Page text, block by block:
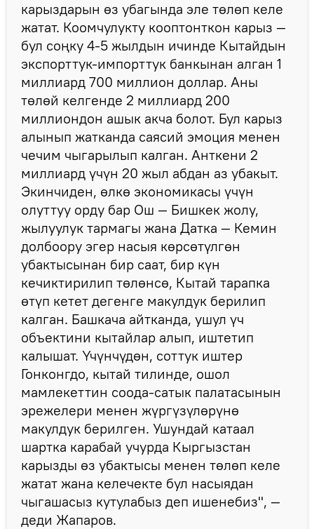
карыздарын өз убагында эле төлөп келе
жатат. Коомчулукту кооптонткон карыз —
бул соңку 4-5 жылдын ичинде Кытайдын
экспорттук-импорттук банкынан алган 1
миллиард 700 миллион доллар. Аны
төлөй келгенде 2 миллиард 200
миллиондон ашык акча болот. Бул карыз
алынып жатканда саясий эмоция менен
чечим чыгарылып калган. Анткени 2
миллиард үчүн 20 жыл абдан аз убакыт.
Экинчиден, өлкө экономикасы үчүн
олуттуу орду бар Ош — Бишкек жолу,
жылуулук тармагы жана Датка — Кемин
долбоору эгер насыя көрсөтүлгөн
убактысынан бир саат, бир күн
кечиктирилип төлөнсө, Кытай тарапка
өтүп кетет дегенге макулдук берилип
калган. Башкача айтканда, ушул үч
объектини кытайлар алып, иштетип
калышат. Үчүнчүдөн, соттук иштер
Гонконгдо, кытай тилинде, ошол
мамлекеттин соода-сатык палатасынын
эрежелери менен жүргүзүлөрүнө
макулдук берилген. Ушундай катаал
шартка карабай учурда Кыргызстан
карызды өз убактысы менен төлөп келе
жатат жана келечекте бул насыядан
чыгашасыз кутулабыз деп ишенебиз", —
деди Жапаров.